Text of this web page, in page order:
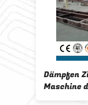
Dämpfen
Maschine
für